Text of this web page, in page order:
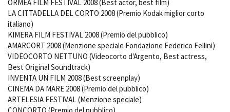
ORMEA FILM FESTIVAL 2008 (Best actor, best film)
LA CITTADELLA DEL CORTO 2008 (Premio Kodak miglior corto
italiano)
KIMERA FILM FESTIVAL 2008 (Premio del pubblico)
AMARCORT 2008 (Menzione speciale Fondazione Federico Fellini)
VIDEOCORTO NETTUNO (Videocorto d'Argento, Best actress,
Best Original Soundtrack)
INVENTA UN FILM 2008 (Best screenplay)
CINEMA DA MARE 2008 (Premio del pubblico)
ARTELESIA FESTIVAL (Menzione speciale)